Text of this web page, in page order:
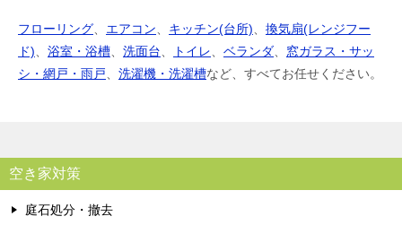
フローリング エアコン キッチン(台所)
換気扇(レンジフー
ド)
浴室・浴槽 洗面台 トイレ ベランダ
窓ガラス・サッ
シ・網戸・雨戸
洗濯機・洗濯槽など、すべてお任せください。
空き家対策
庭石処分・撤去